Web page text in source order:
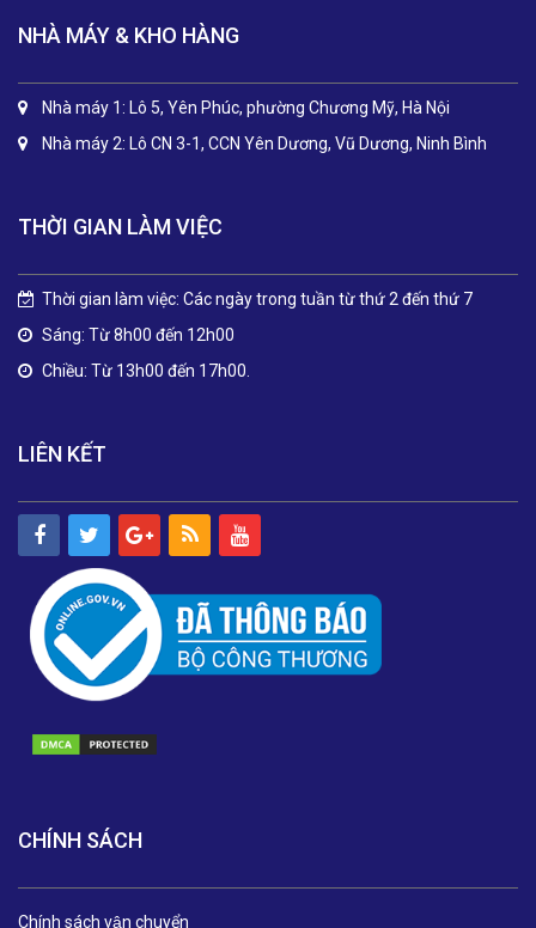
NHÀ MÁY & KHO HÀNG
Nhà máy 1: Lô 5, Yên Phúc, phường Chương Mỹ, Hà Nội
Nhà máy 2: Lô CN 3-1, CCN Yên Dương, Vũ Dương, Ninh Bình
THỜI GIAN LÀM VIỆC
Thời gian làm việc: Các ngày trong tuần từ thứ 2 đến thứ 7
Sáng: Từ 8h00 đến 12h00
Chiều: Từ 13h00 đến 17h00.
LIÊN KẾT
CHÍNH SÁCH
Chính sách vận chuyển